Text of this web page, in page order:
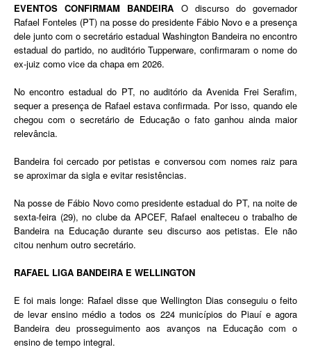
EVENTOS CONFIRMAM BANDEIRA O discurso do governador
Rafael Fonteles (PT) na posse do presidente Fábio Novo e a presença
dele junto com o secretário estadual Washington Bandeira no encontro
estadual do partido, no auditório Tupperware, confirmaram o nome do
ex-juiz como vice da chapa em 2026.
No encontro estadual do PT, no auditório da Avenida Frei Serafim,
sequer a presença de Rafael estava confirmada. Por isso, quando ele
chegou com o secretário de Educação o fato ganhou ainda maior
relevância.
Bandeira foi cercado por petistas e conversou com nomes raiz para
se aproximar da sigla e evitar resistências.
Na posse de Fábio Novo como presidente estadual do PT, na noite de
sexta-feira (29), no clube da APCEF, Rafael enalteceu o trabalho de
Bandeira na Educação durante seu discurso aos petistas. Ele não
citou nenhum outro secretário.
RAFAEL LIGA BANDEIRA E WELLINGTON
E foi mais longe: Rafael disse que Wellington Dias conseguiu o feito
de levar ensino médio a todos os 224 municípios do Piauí e agora
Bandeira deu prosseguimento aos avanços na Educação com o
ensino de tempo integral.